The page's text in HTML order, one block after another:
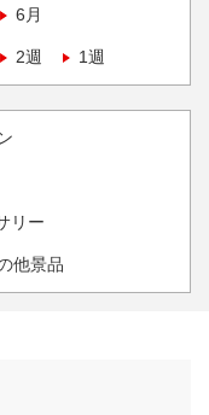
6月
2週 1週
リー
他景品